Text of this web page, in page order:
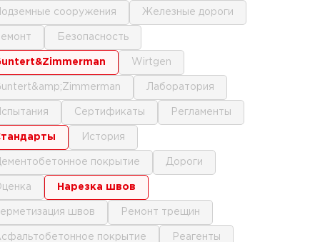
подземные сооружения железные дороги
ремонт безопасность
Guntert&Zimmerman Wirtgen
Guntert&amp;Zimmerman лаборатория
испытания сертификаты регламенты
стандарты история
цементобетонное покрытие дороги
оценка нарезка швов
герметизация швов ремонт трещин
асфальтобетонное покрытие реагенты